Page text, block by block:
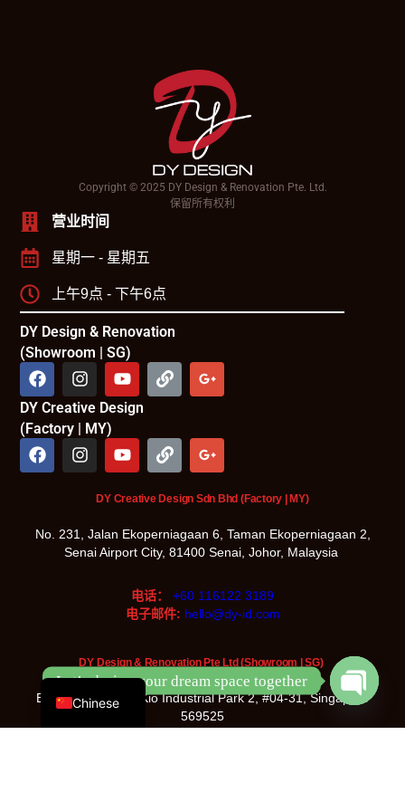
Copyright © 2025 DY Design & Renovation Pte. Ltd.
保留所有权利
营业时间
星期一 - 星期五
上午9点 - 下午6点
DY Design & Renovation
(Showroom | SG)
DY Creative Design
(Factory | MY)
DY Design & Renovation Pte Ltd (Showroom | SG)
Blk 5022, Ang Mo Kio Industrial Park 2, #04-31, Singapore
569525
DY Creative Design Sdn Bhd (Factory | MY)
No. 231, Jalan Ekoperniagaan 6, Taman Ekoperniagaan 2,
Senai Airport City, 81400 Senai, Johor, Malaysia
电话： +60 116122 3189
电子邮件: hello@dy-id.com
Chinese
English
Let’s design your dream space together
chaty